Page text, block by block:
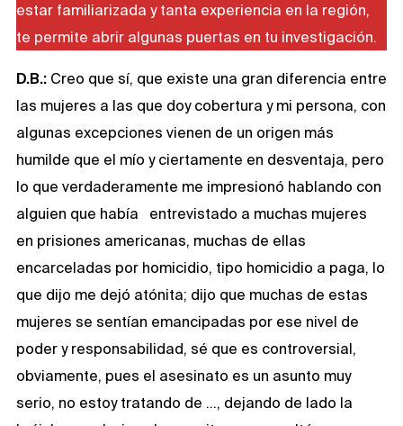
estar familiarizada y tanta experiencia en la región,
te permite abrir algunas puertas en tu investigación.
D.B.: Creo que sí, que existe una gran diferencia entre
las mujeres a las que doy cobertura y mi persona, con
algunas excepciones vienen de un origen más
humilde que el mío y ciertamente en desventaja, pero
lo que verdaderamente me impresionó hablando con
alguien que había entrevistado a muchas mujeres
en prisiones americanas, muchas de ellas
encarceladas por homicidio, tipo homicidio a paga, lo
que dijo me dejó atónita; dijo que muchas de estas
mujeres se sentían emancipadas por ese nivel de
poder y responsabilidad, sé que es controversial,
obviamente, pues el asesinato es un asunto muy
serio, no estoy tratando de …, dejando de lado la